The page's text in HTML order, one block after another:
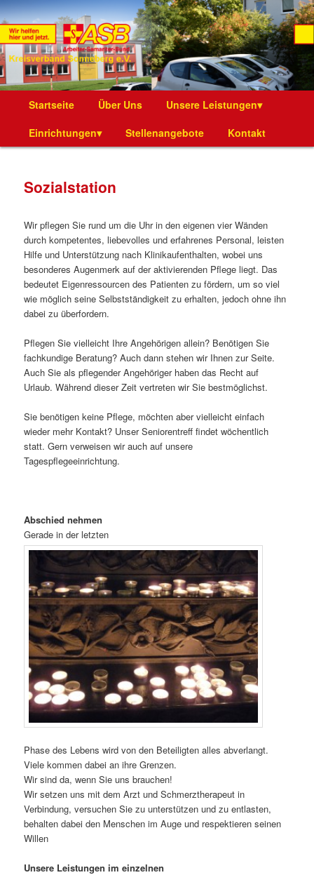
ASB Kreisverband Sonneberg e.V.
Die Webseite des ASB Kreisverband Sonneberg e.V.
HauptmenüZum
Inhalt
Startseite Über Uns
Unsere Leistungen▾
Einrichtungen▾
Stellenangebote Kontakt
Sozialstation
Wir pflegen Sie rund um die Uhr in den eigenen vier Wänden
durch kompetentes, liebevolles und erfahrenes Personal, leisten
Hilfe und Unterstützung nach Klinikaufenthalten, wobei uns
besonderes Augenmerk auf der aktivierenden Pflege liegt. Das
bedeutet Eigenressourcen des Patienten zu fördern, um so viel
wie möglich seine Selbstständigkeit zu erhalten, jedoch ohne ihn
dabei zu überfordern.
Pflegen Sie vielleicht Ihre Angehörigen allein? Benötigen Sie
fachkundige Beratung? Auch dann stehen wir Ihnen zur Seite.
Auch Sie als pflegender Angehöriger haben das Recht auf
Urlaub. Während dieser Zeit vertreten wir Sie bestmöglichst.
Sie benötigen keine Pflege, möchten aber vielleicht einfach
wieder mehr Kontakt? Unser Seniorentreff findet wöchentlich
statt. Gern verweisen wir auch auf unsere
Tagespflegeeinrichtung.
Abschied nehmen
Gerade in der letzten
Phase des Lebens wird von den Beteiligten alles abverlangt.
Viele kommen dabei an ihre Grenzen.
Wir sind da, wenn Sie uns brauchen!
Wir setzen uns mit dem Arzt und Schmerztherapeut in
Verbindung, versuchen Sie zu unterstützen und zu entlasten,
behalten dabei den Menschen im Auge und respektieren seinen
Willen
Unsere Leistungen im einzelnen